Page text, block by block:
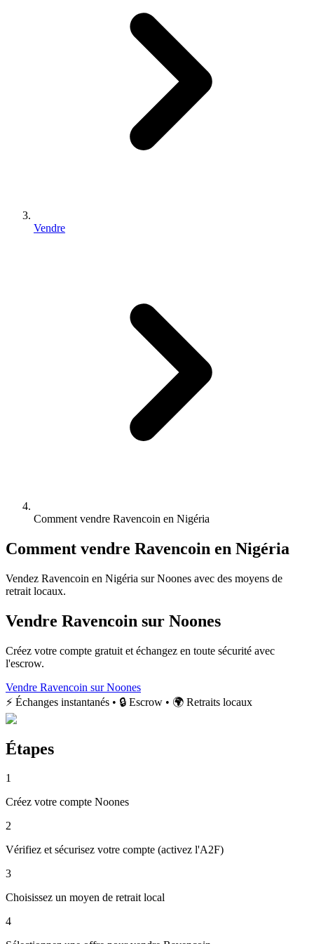
Vendre
Comment vendre Ravencoin en Nigéria
Comment vendre Ravencoin en Nigéria
Vendez Ravencoin en Nigéria sur Noones avec des moyens de
retrait locaux.
Vendre Ravencoin sur Noones
Créez votre compte gratuit et échangez en toute sécurité avec
l'escrow.
Vendre Ravencoin sur Noones
⚡ Échanges instantanés • 🔒 Escrow • 🌍 Retraits locaux
Étapes
1
Créez votre compte Noones
2
Vérifiez et sécurisez votre compte (activez l'A2F)
3
Choisissez un moyen de retrait local
4